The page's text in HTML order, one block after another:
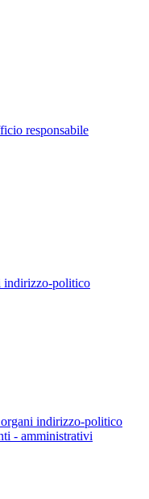
responsabile
indirizzo-politico
indirizzo-politico
- amministrativi